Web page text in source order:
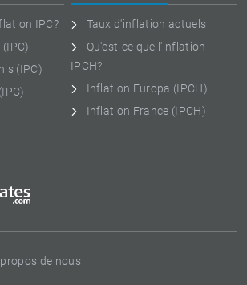
de nous
IPC?
(IPC)
Taux d'inflation actuels
Qu'est-ce que l'inflation
IPCH?
Inflation Europa (IPCH)
Inflation France (IPCH)